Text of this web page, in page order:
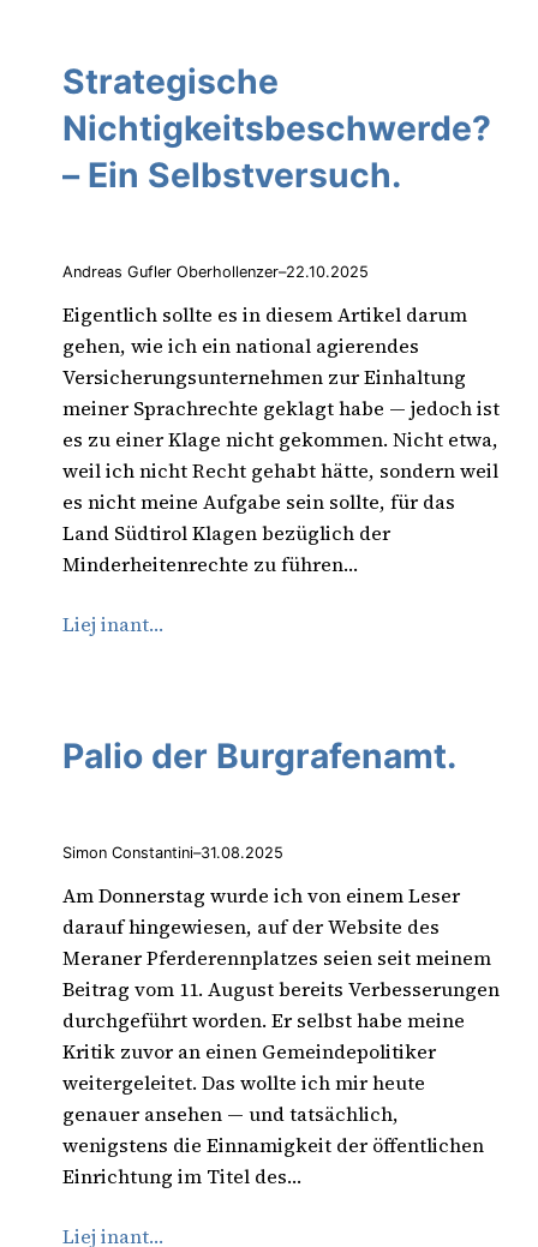
Strategische
Nichtigkeitsbeschwerde?
– Ein Selbstversuch.
Andreas Gufler Oberhollenzer–22.10.2025
Eigentlich sollte es in diesem Artikel darum
gehen, wie ich ein national agierendes
Versicherungsunternehmen zur Einhaltung
meiner Sprachrechte geklagt habe — jedoch ist
es zu einer Klage nicht gekommen. Nicht etwa,
weil ich nicht Recht gehabt hätte, sondern weil
es nicht meine Aufgabe sein sollte, für das
Land Südtirol Klagen bezüglich der
Minderheitenrechte zu führen…
Liej inant…
Palio der Burgrafenamt.
Simon Constantini–31.08.2025
Am Donnerstag wurde ich von einem Leser
darauf hingewiesen, auf der Website des
Meraner Pferderennplatzes seien seit meinem
Beitrag vom 11. August bereits Verbesserungen
durchgeführt worden. Er selbst habe meine
Kritik zuvor an einen Gemeindepolitiker
weitergeleitet. Das wollte ich mir heute
genauer ansehen — und tatsächlich,
wenigstens die Einnamigkeit der öffentlichen
Einrichtung im Titel des…
Liej inant…